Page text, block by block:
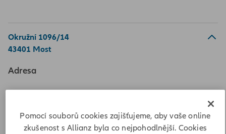
Okružní 1096/14
43401 Most
Adresa
Vypočítat vzdálenost
Pomocí souborů cookies zajišťujeme, aby vaše online
zkušenost s Allianz byla co nejpohodlnější. Cookies